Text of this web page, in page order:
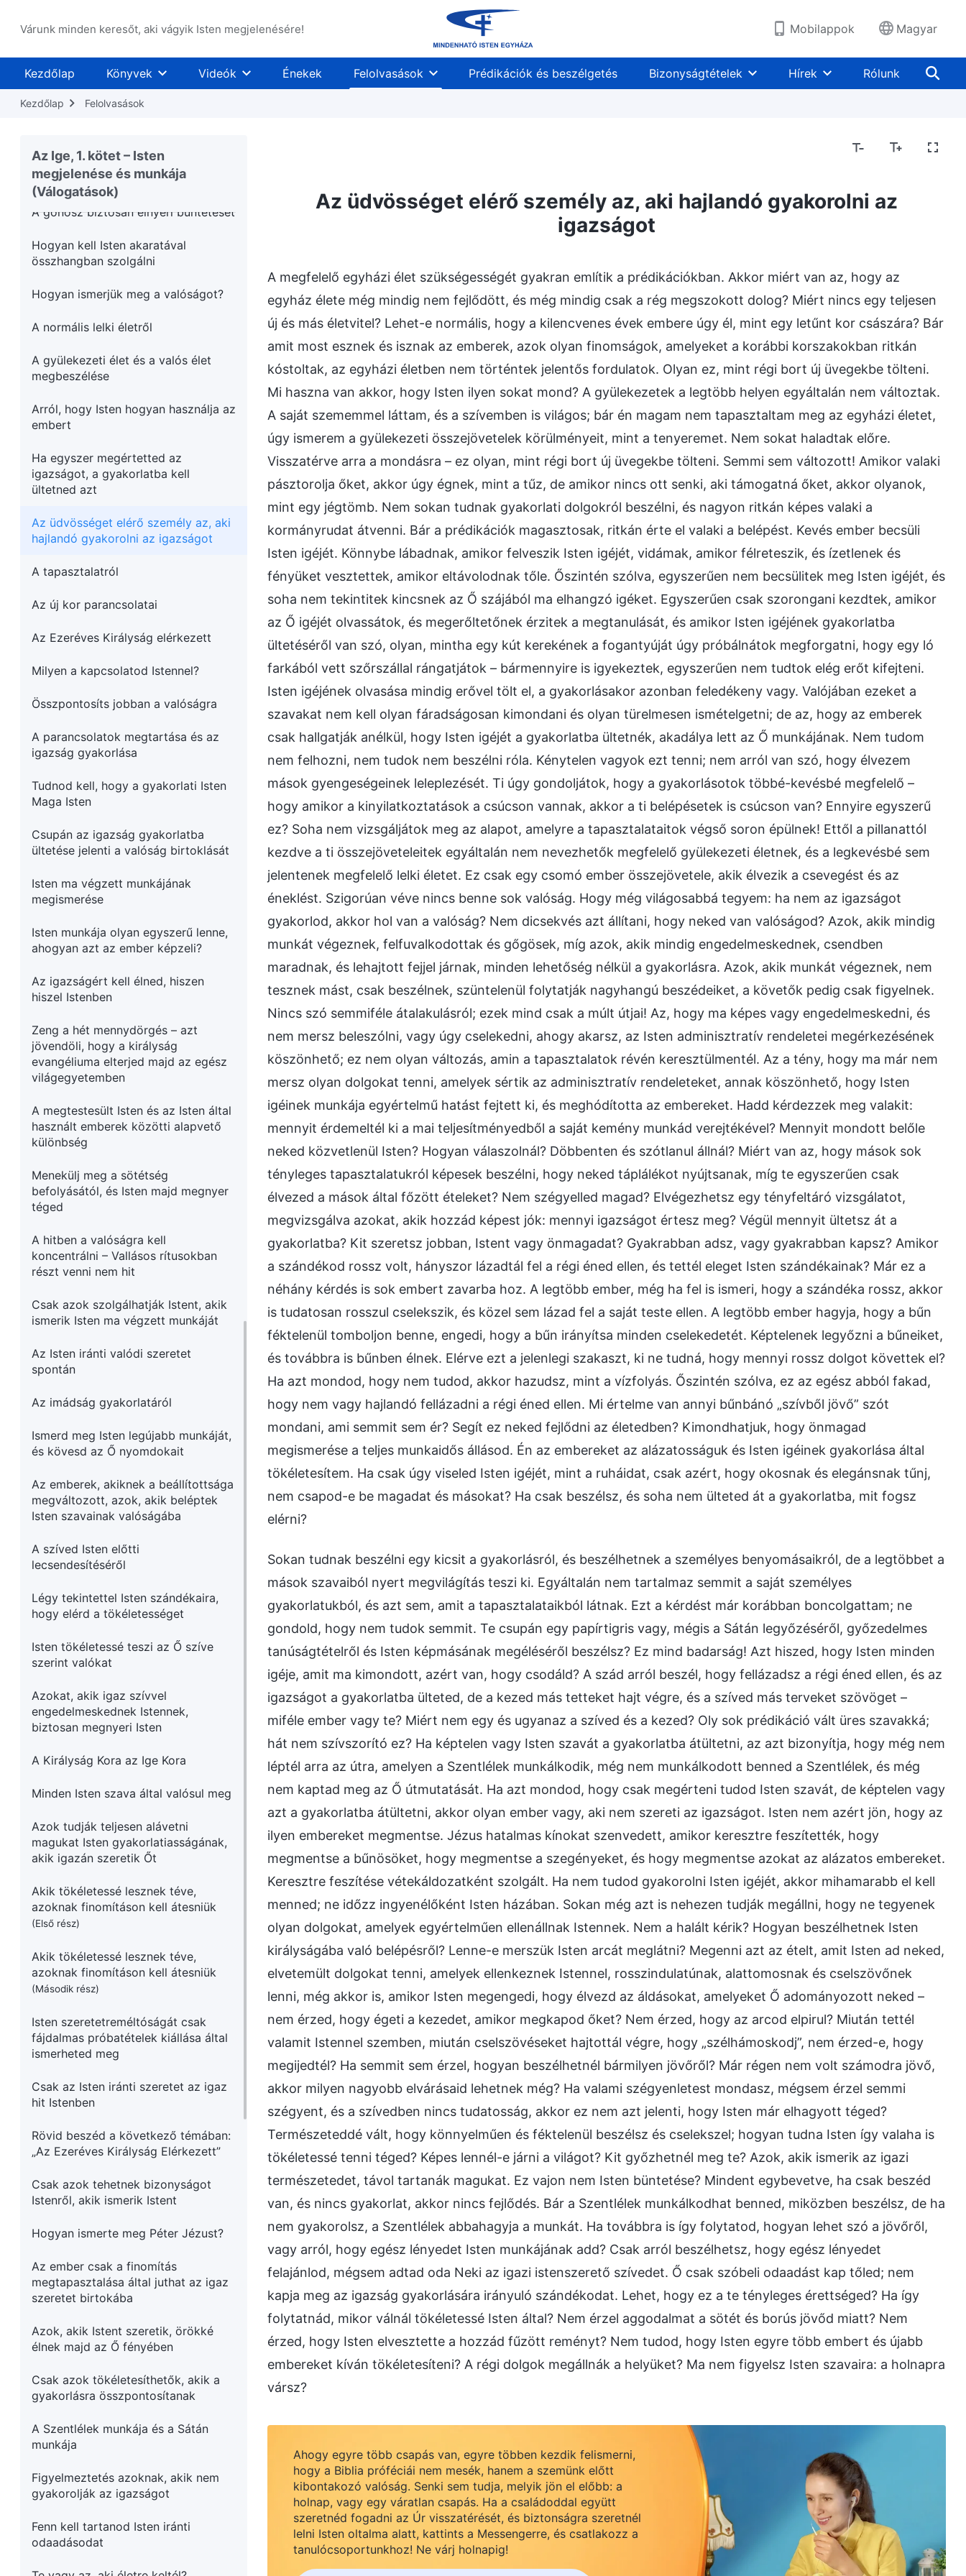
Várunk minden keresőt, aki vágyik Isten megjelenésére! Mobilappok Magyar
Kezdőlap Könyvek Videók Énekek Felolvasások Prédikációk és beszélgetés Bizonyságtételek Hírek Rólunk
Kezdőlap Felolvasások
Az Ige, 1. kötet – Isten
megjelenése és munkája
(Válogatások)
engedelmeskedned kell Istennek
Nagyon fontos, hogy normális
kapcsolatot alakítsunk ki Istennel
Ígéretek azoknak, akik tökéletessé
váltak
A gonosz biztosan elnyeri büntetését
Hogyan kell Isten akaratával
összhangban szolgálni
Hogyan ismerjük meg a valóságot?
A normális lelki életről
A gyülekezeti élet és a valós élet
megbeszélése
Arról, hogy Isten hogyan használja az
embert
Ha egyszer megértetted az
igazságot, a gyakorlatba kell
ültetned azt
Az üdvösséget elérő személy az, aki
hajlandó gyakorolni az igazságot
A tapasztalatról
Az új kor parancsolatai
Az Ezeréves Királyság elérkezett
Milyen a kapcsolatod Istennel?
Összpontosíts jobban a valóságra
A parancsolatok megtartása és az
igazság gyakorlása
Tudnod kell, hogy a gyakorlati Isten
Maga Isten
Csupán az igazság gyakorlatba
ültetése jelenti a valóság birtoklását
Isten ma végzett munkájának
megismerése
Isten munkája olyan egyszerű lenne,
ahogyan azt az ember képzeli?
Az igazságért kell élned, hiszen
hiszel Istenben
Zeng a hét mennydörgés – azt
jövendöli, hogy a királyság
evangéliuma elterjed majd az egész
világegyetemben
A megtestesült Isten és az Isten által
használt emberek közötti alapvető
különbség
Menekülj meg a sötétség
befolyásától, és Isten majd megnyer
téged
A hitben a valóságra kell
koncentrálni – Vallásos rítusokban
részt venni nem hit
Csak azok szolgálhatják Istent, akik
ismerik Isten ma végzett munkáját
Az Isten iránti valódi szeretet
spontán
Az imádság gyakorlatáról
Ismerd meg Isten legújabb munkáját,
és kövesd az Ő nyomdokait
Az emberek, akiknek a beállítottsága
megváltozott, azok, akik beléptek
Isten szavainak valóságába
A szíved Isten előtti
lecsendesítéséről
Légy tekintettel Isten szándékaira,
hogy elérd a tökéletességet
Isten tökéletessé teszi az Ő szíve
szerint valókat
Azokat, akik igaz szívvel
engedelmeskednek Istennek,
biztosan megnyeri Isten
A Királyság Kora az Ige Kora
Minden Isten szava által valósul meg
Azok tudják teljesen alávetni
magukat Isten gyakorlatiasságának,
akik igazán szeretik Őt
Akik tökéletessé lesznek téve,
azoknak finomításon kell átesniük
(Első rész)
Akik tökéletessé lesznek téve,
azoknak finomításon kell átesniük
(Második rész)
Isten szeretetreméltóságát csak
fájdalmas próbatételek kiállása által
ismerheted meg
Csak az Isten iránti szeretet az igaz
hit Istenben
Rövid beszéd a következő témában:
„Az Ezeréves Királyság Elérkezett”
Csak azok tehetnek bizonyságot
Istenről, akik ismerik Istent
Hogyan ismerte meg Péter Jézust?
Az ember csak a finomítás
megtapasztalása által juthat az igaz
szeretet birtokába
Azok, akik Istent szeretik, örökké
élnek majd az Ő fényében
Csak azok tökéletesíthetők, akik a
gyakorlásra összpontosítanak
A Szentlélek munkája és a Sátán
munkája
Figyelmeztetés azoknak, akik nem
gyakorolják az igazságot
Fenn kell tartanod Isten iránti
odaadásodat
Az üdvösséget elérő személy az, aki hajlandó gyakorolni az
igazságot
A megfelelő egyházi élet szükségességét gyakran említik a prédikációkban. Akkor miért van az, hogy az
egyház élete még mindig nem fejlődött, és még mindig csak a rég megszokott dolog? Miért nincs egy teljesen
új és más életvitel? Lehet-e normális, hogy a kilencvenes évek embere úgy él, mint egy letűnt kor császára? Bár
amit most esznek és isznak az emberek, azok olyan finomságok, amelyeket a korábbi korszakokban ritkán
kóstoltak, az egyházi életben nem történtek jelentős fordulatok. Olyan ez, mint régi bort új üvegekbe tölteni.
Mi haszna van akkor, hogy Isten ilyen sokat mond? A gyülekezetek a legtöbb helyen egyáltalán nem változtak.
A saját szememmel láttam, és a szívemben is világos; bár én magam nem tapasztaltam meg az egyházi életet,
úgy ismerem a gyülekezeti összejövetelek körülményeit, mint a tenyeremet. Nem sokat haladtak előre.
Visszatérve arra a mondásra – ez olyan, mint régi bort új üvegekbe tölteni. Semmi sem változott! Amikor valaki
pásztorolja őket, akkor úgy égnek, mint a tűz, de amikor nincs ott senki, aki támogatná őket, akkor olyanok,
mint egy jégtömb. Nem sokan tudnak gyakorlati dolgokról beszélni, és nagyon ritkán képes valaki a
kormányrudat átvenni. Bár a prédikációk magasztosak, ritkán érte el valaki a belépést. Kevés ember becsüli
Isten igéjét. Könnybe lábadnak, amikor felveszik Isten igéjét, vidámak, amikor félreteszik, és ízetlenek és
fényüket vesztettek, amikor eltávolodnak tőle. Őszintén szólva, egyszerűen nem becsülitek meg Isten igéjét, és
soha nem tekintitek kincsnek az Ő szájából ma elhangzó igéket. Egyszerűen csak szorongani kezdtek, amikor
az Ő igéjét olvassátok, és megerőltetőnek érzitek a megtanulását, és amikor Isten igéjének gyakorlatba
ültetéséről van szó, olyan, mintha egy kút kerekének a fogantyúját úgy próbálnátok megforgatni, hogy egy ló
farkából vett szőrszállal rángatjátok – bármennyire is igyekeztek, egyszerűen nem tudtok elég erőt kifejteni.
Isten igéjének olvasása mindig erővel tölt el, a gyakorlásakor azonban feledékeny vagy. Valójában ezeket a
szavakat nem kell olyan fáradságosan kimondani és olyan türelmesen ismételgetni; de az, hogy az emberek
csak hallgatják anélkül, hogy Isten igéjét a gyakorlatba ültetnék, akadálya lett az Ő munkájának. Nem tudom
nem felhozni, nem tudok nem beszélni róla. Kénytelen vagyok ezt tenni; nem arról van szó, hogy élvezem
mások gyengeségeinek leleplezését. Ti úgy gondoljátok, hogy a gyakorlásotok többé-kevésbé megfelelő –
hogy amikor a kinyilatkoztatások a csúcson vannak, akkor a ti belépésetek is csúcson van? Ennyire egyszerű
ez? Soha nem vizsgáljátok meg az alapot, amelyre a tapasztalataitok végső soron épülnek! Ettől a pillanattól
kezdve a ti összejöveteleitek egyáltalán nem nevezhetők megfelelő gyülekezeti életnek, és a legkevésbé sem
jelentenek megfelelő lelki életet. Ez csak egy csomó ember összejövetele, akik élvezik a csevegést és az
éneklést. Szigorúan véve nincs benne sok valóság. Hogy még világosabbá tegyem: ha nem az igazságot
gyakorlod, akkor hol van a valóság? Nem dicsekvés azt állítani, hogy neked van valóságod? Azok, akik mindig
munkát végeznek, felfuvalkodottak és gőgösek, míg azok, akik mindig engedelmeskednek, csendben
maradnak, és lehajtott fejjel járnak, minden lehetőség nélkül a gyakorlásra. Azok, akik munkát végeznek, nem
tesznek mást, csak beszélnek, szüntelenül folytatják nagyhangú beszédeiket, a követők pedig csak figyelnek.
Nincs szó semmiféle átalakulásról; ezek mind csak a múlt útjai! Az, hogy ma képes vagy engedelmeskedni, és
nem mersz beleszólni, vagy úgy cselekedni, ahogy akarsz, az Isten adminisztratív rendeletei megérkezésének
köszönhető; ez nem olyan változás, amin a tapasztalatok révén keresztülmentél. Az a tény, hogy ma már nem
mersz olyan dolgokat tenni, amelyek sértik az adminisztratív rendeleteket, annak köszönhető, hogy Isten
igéinek munkája egyértelmű hatást fejtett ki, és meghódította az embereket. Hadd kérdezzek meg valakit:
mennyit érdemeltél ki a mai teljesítményedből a saját kemény munkád verejtékével? Mennyit mondott belőle
neked közvetlenül Isten? Hogyan válaszolnál? Döbbenten és szótlanul állnál? Miért van az, hogy mások sok
tényleges tapasztalatukról képesek beszélni, hogy neked táplálékot nyújtsanak, míg te egyszerűen csak
élvezed a mások által főzött ételeket? Nem szégyelled magad? Elvégezhetsz egy tényfeltáró vizsgálatot,
megvizsgálva azokat, akik hozzád képest jók: mennyi igazságot értesz meg? Végül mennyit ültetsz át a
gyakorlatba? Kit szeretsz jobban, Istent vagy önmagadat? Gyakrabban adsz, vagy gyakrabban kapsz? Amikor
a szándékod rossz volt, hányszor lázadtál fel a régi éned ellen, és tettél eleget Isten szándékainak? Már ez a
néhány kérdés is sok embert zavarba hoz. A legtöbb ember, még ha fel is ismeri, hogy a szándéka rossz, akkor
is tudatosan rosszul cselekszik, és közel sem lázad fel a saját teste ellen. A legtöbb ember hagyja, hogy a bűn
féktelenül tomboljon benne, engedi, hogy a bűn irányítsa minden cselekedetét. Képtelenek legyőzni a bűneiket,
és továbbra is bűnben élnek. Elérve ezt a jelenlegi szakaszt, ki ne tudná, hogy mennyi rossz dolgot követtek el?
Ha azt mondod, hogy nem tudod, akkor hazudsz, mint a vízfolyás. Őszintén szólva, ez az egész abból fakad,
hogy nem vagy hajlandó fellázadni a régi éned ellen. Mi értelme van annyi bűnbánó „szívből jövő” szót
mondani, ami semmit sem ér? Segít ez neked fejlődni az életedben? Kimondhatjuk, hogy önmagad
megismerése a teljes munkaidős állásod. Én az embereket az alázatosságuk és Isten igéinek gyakorlása által
tökéletesítem. Ha csak úgy viseled Isten igéjét, mint a ruháidat, csak azért, hogy okosnak és elegánsnak tűnj,
nem csapod-e be magadat és másokat? Ha csak beszélsz, és soha nem ülteted át a gyakorlatba, mit fogsz
elérni?
Sokan tudnak beszélni egy kicsit a gyakorlásról, és beszélhetnek a személyes benyomásaikról, de a legtöbbet a
mások szavaiból nyert megvilágítás teszi ki. Egyáltalán nem tartalmaz semmit a saját személyes
gyakorlatukból, és azt sem, amit a tapasztalataikból látnak. Ezt a kérdést már korábban boncolgattam; ne
gondold, hogy nem tudok semmit. Te csupán egy papírtigris vagy, mégis a Sátán legyőzéséről, győzedelmes
tanúságtételről és Isten képmásának megéléséről beszélsz? Ez mind badarság! Azt hiszed, hogy Isten minden
igéje, amit ma kimondott, azért van, hogy csodáld? A szád arról beszél, hogy fellázadsz a régi éned ellen, és az
igazságot a gyakorlatba ülteted, de a kezed más tetteket hajt végre, és a szíved más terveket szövöget –
miféle ember vagy te? Miért nem egy és ugyanaz a szíved és a kezed? Oly sok prédikáció vált üres szavakká;
hát nem szívszorító ez? Ha képtelen vagy Isten szavát a gyakorlatba átültetni, az azt bizonyítja, hogy még nem
léptél arra az útra, amelyen a Szentlélek munkálkodik, még nem munkálkodott benned a Szentlélek, és még
nem kaptad meg az Ő útmutatását. Ha azt mondod, hogy csak megérteni tudod Isten szavát, de képtelen vagy
azt a gyakorlatba átültetni, akkor olyan ember vagy, aki nem szereti az igazságot. Isten nem azért jön, hogy az
ilyen embereket megmentse. Jézus hatalmas kínokat szenvedett, amikor keresztre feszítették, hogy
megmentse a bűnösöket, hogy megmentse a szegényeket, és hogy megmentse azokat az alázatos embereket.
Keresztre feszítése vétekáldozatként szolgált. Ha nem tudod gyakorolni Isten igéjét, akkor mihamarabb el kell
menned; ne időzz ingyenélőként Isten házában. Sokan még azt is nehezen tudják megállni, hogy ne tegyenek
olyan dolgokat, amelyek egyértelműen ellenállnak Istennek. Nem a halált kérik? Hogyan beszélhetnek Isten
királyságába való belépésről? Lenne-e merszük Isten arcát meglátni? Megenni azt az ételt, amit Isten ad neked,
elvetemült dolgokat tenni, amelyek ellenkeznek Istennel, rosszindulatúnak, alattomosnak és cselszövőnek
lenni, még akkor is, amikor Isten megengedi, hogy élvezd az áldásokat, amelyeket Ő adományozott neked –
nem érzed, hogy égeti a kezedet, amikor megkapod őket? Nem érzed, hogy az arcod elpirul? Miután tettél
valamit Istennel szemben, miután cselszövéseket hajtottál végre, hogy „szélhámoskodj”, nem érzed-e, hogy
megijedtél? Ha semmit sem érzel, hogyan beszélhetnél bármilyen jövőről? Már régen nem volt számodra jövő,
akkor milyen nagyobb elvárásaid lehetnek még? Ha valami szégyenletest mondasz, mégsem érzel semmi
szégyent, és a szívedben nincs tudatosság, akkor ez nem azt jelenti, hogy Isten már elhagyott téged?
Természeteddé vált, hogy könnyelműen és féktelenül beszélsz és cselekszel; hogyan tudna Isten így valaha is
tökéletessé tenni téged? Képes lennél-e járni a világot? Kit győzhetnél meg te? Azok, akik ismerik az igazi
természetedet, távol tartanák magukat. Ez vajon nem Isten büntetése? Mindent egybevetve, ha csak beszéd
van, és nincs gyakorlat, akkor nincs fejlődés. Bár a Szentlélek munkálkodhat benned, miközben beszélsz, de ha
nem gyakorolsz, a Szentlélek abbahagyja a munkát. Ha továbbra is így folytatod, hogyan lehet szó a jövőről,
vagy arról, hogy egész lényedet Isten munkájának add? Csak arról beszélhetsz, hogy egész lényedet
felajánlod, mégsem adtad oda Neki az igazi istenszerető szívedet. Ő csak szóbeli odaadást kap tőled; nem
kapja meg az igazság gyakorlására irányuló szándékodat. Lehet, hogy ez a te tényleges érettséged? Ha így
folytatnád, mikor válnál tökéletessé Isten által? Nem érzel aggodalmat a sötét és borús jövőd miatt? Nem
érzed, hogy Isten elvesztette a hozzád fűzött reményt? Nem tudod, hogy Isten egyre több embert és újabb
embereket kíván tökéletesíteni? A régi dolgok megállnák a helyüket? Ma nem figyelsz Isten szavaira: a holnapra
vársz?
Ahogy egyre több csapás van, egyre többen kezdik felismerni,
hogy a Biblia próféciái nem mesék, hanem a szemünk előtt
kibontakozó valóság. Senki sem tudja, melyik jön el előbb: a
holnap, vagy egy váratlan csapás. Ha a családoddal együtt
szeretnéd fogadni az Úr visszatérését, és biztonságra szeretnél
lelni Isten oltalma alatt, kattints a Messengerre, és csatlakozz a
tanulócsoportunkhoz! Ne várj holnapig!